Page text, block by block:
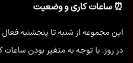
⏰ ساعات کاری و وضعیت
این مجموعه از شنبه تا پنجشنبه
در روز. با توجه به متغیر بودن